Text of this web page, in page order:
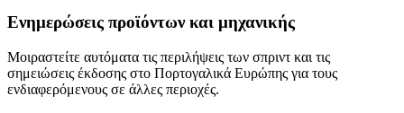
Ενημερώσεις προϊόντων και μηχανικής
Μοιραστείτε αυτόματα τις περιλήψεις των σπριντ και τις
σημειώσεις έκδοσης στο Πορτογαλικά Ευρώπης για τους
ενδιαφερόμενους σε άλλες περιοχές.